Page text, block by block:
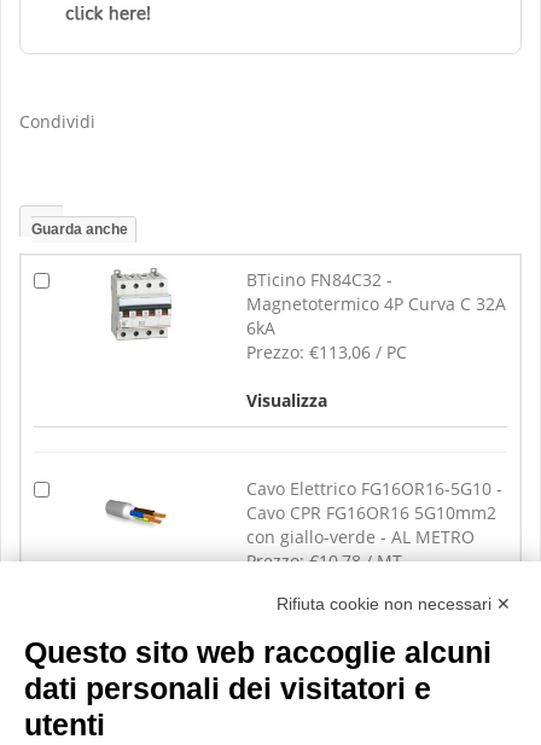
Condividi
Guarda anche
BTicino FN84C32 -
Magnetotermico 4P Curva C 32A
6kA
Prezzo: €113,06 / PC
Visualizza
Cavo Elettrico FG16OR16-5G10 -
Cavo CPR FG16OR16 5G10mm2
con giallo-verde - AL METRO
Prezzo:€10,78 / MT
Visualizza
Rifiuta cookie non necessari ✕
Questo sito web raccoglie alcuni
dati personali dei visitatori e
utenti